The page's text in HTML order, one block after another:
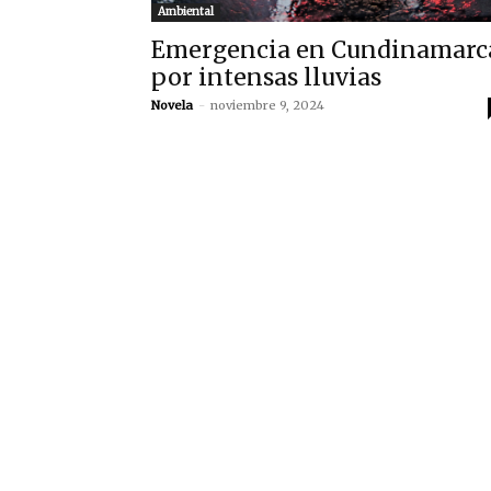
Ambiental
Emergencia en
por intensas lluvias
Novela - noviembre 9, 2024